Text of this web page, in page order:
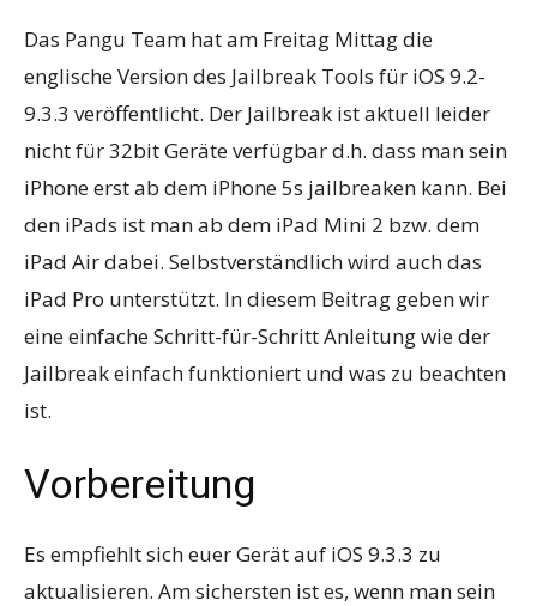
Das Pangu Team hat am Freitag Mittag die
englische Version des Jailbreak Tools für iOS 9.2-
9.3.3 veröffentlicht. Der Jailbreak ist aktuell leider
nicht für 32bit Geräte verfügbar d.h. dass man sein
iPhone erst ab dem iPhone 5s jailbreaken kann. Bei
den iPads ist man ab dem iPad Mini 2 bzw. dem
iPad Air dabei. Selbstverständlich wird auch das
iPad Pro unterstützt. In diesem Beitrag geben wir
eine einfache Schritt-für-Schritt Anleitung wie der
Jailbreak einfach funktioniert und was zu beachten
ist.
Vorbereitung
Es empfiehlt sich euer Gerät auf iOS 9.3.3 zu
aktualisieren. Am sichersten ist es, wenn man sein